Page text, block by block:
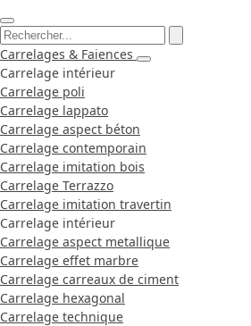
Carrelages & Faiences
Carrelage intérieur
Carrelage poli
Carrelage lappato
Carrelage aspect béton
Carrelage contemporain
Carrelage imitation bois
Carrelage Terrazzo
Carrelage imitation travertin
Carrelage intérieur
Carrelage aspect metallique
Carrelage effet marbre
Carrelage carreaux de ciment
Carrelage hexagonal
Carrelage technique